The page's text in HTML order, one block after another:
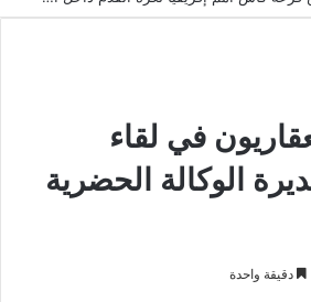
في لقاء
الوكالة الحضرية
دقيقة واحدة